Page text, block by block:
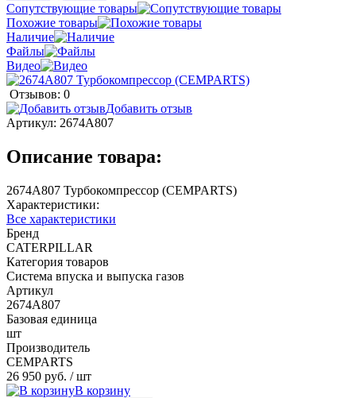
Сопутствующие товары
Похожие товары
Наличие
Файлы
Видео
Отзывов: 0
Добавить отзыв
Артикул: 2674A807
Описание товара:
2674A807 Турбокомпрессор (CEMPARTS)
Характеристики:
Все характеристики
Бренд
CATERPILLAR
Категория товаров
Система впуска и выпуска газов
Артикул
2674A807
Базовая единица
шт
Производитель
CEMPARTS
26 950 руб. / шт
В корзину